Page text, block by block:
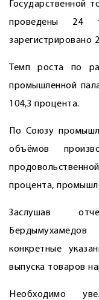
Государственной
проведены 24
зарегистрировано
Темп роста по
промышленной
104,3 процента.
По Союзу
объёмов
процента,
Заслушав
конкретные
выпуска товаров
Необходимо